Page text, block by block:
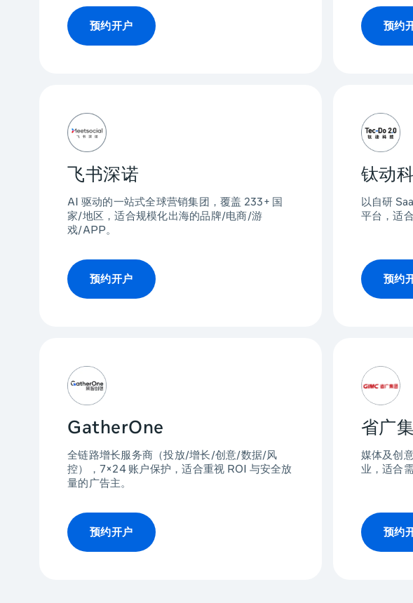
预约开户 预约
飞书深诺
AI 驱动的一站式全球营销集团，覆盖 233+ 国
家/地区，适合规模化出海的品牌/电商/游
戏/APP。
预约开户
钛动
以自研
平台，适
预约
GatherOne
全链路增长服务商（投放/增长/创意/数据/风
控），7×24 账户保护，适合重视 ROI 与安全放
量的广告主。
预约开户
省广
媒体及创
业，适合
预约